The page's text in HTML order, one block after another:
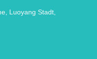
Luoyang Stadt,